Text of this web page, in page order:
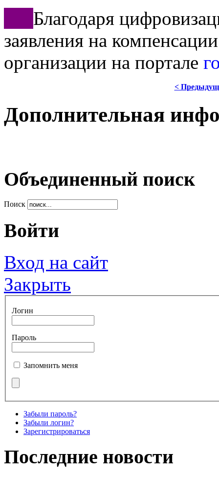
Благодаря
заявления на
организации на портале
<
Дополнительная
Объединенный поиск
Поиск
Войти
Вход на сайт
Закрыть
Логин
Пароль
Запомнить меня
Забыли пароль?
Забыли логин?
Зарегистрироваться
Последние новости